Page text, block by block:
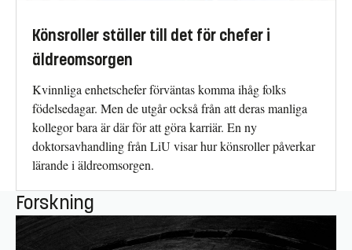
Könsroller ställer till det för chefer i
äldreomsorgen
Kvinnliga enhetschefer förväntas komma ihåg folks
födelsedagar. Men de utgår också från att deras manliga
kollegor bara är där för att göra karriär. En ny
doktorsavhandling från LiU visar hur könsroller påverkar
lärande i äldreomsorgen.
Forskning